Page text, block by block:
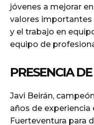
jóvenes a mejorar
valores importantes
y el trabajo en
equipo de
PRESENCIA
Javi Beirán,
años de experiencia
Fuerteventura para